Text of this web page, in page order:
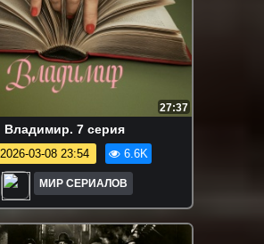
27:37
Владимир. 7 серия
2026-03-08 23:54 6.6K
МИР СЕРИАЛОВ